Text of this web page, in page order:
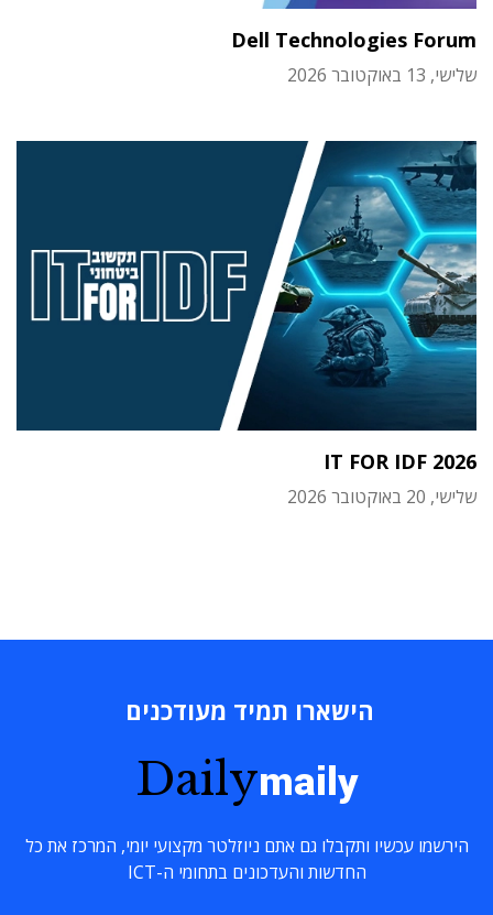
Dell Technologies Forum
שלישי, 13 באוקטובר 2026
IT FOR IDF 2026
שלישי, 20 באוקטובר 2026
הישארו תמיד מעודכנים
Dailymaily
הירשמו עכשיו ותקבלו גם אתם ניוזלטר מקצועי יומי, המרכז את כל
החדשות והעדכונים בתחומי ה-ICT